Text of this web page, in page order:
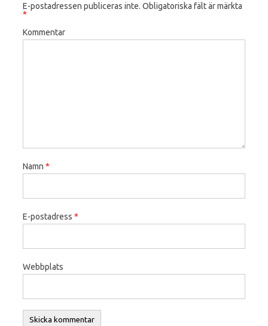
E-postadressen publiceras inte. Obligatoriska fält är märkta
*
Kommentar
Namn *
E-postadress *
Webbplats